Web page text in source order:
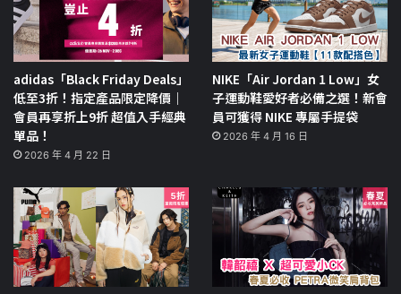
adidas「Black Friday Deals」
低至3折！指定產品限定降價｜
會員再享折上9折 超值入手經典
單品！
2026 年 4 月 22 日
NIKE「Air Jordan 1 Low」女
子運動鞋愛好者必備之選！新會
員可獲得 NIKE 專屬手提袋
2026 年 4 月 16 日